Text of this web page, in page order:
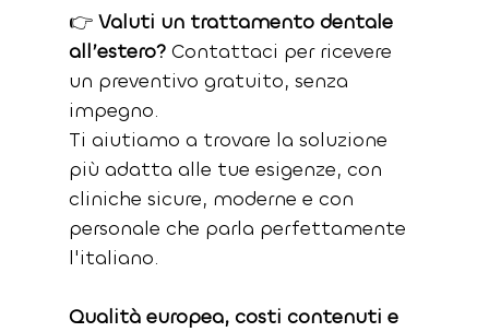
👉 Valuti un trattamento dentale
all’estero? Contattaci per ricevere
un preventivo gratuito, senza
impegno.
Ti aiutiamo a trovare la soluzione
più adatta alle tue esigenze, con
cliniche sicure, moderne e con
personale che parla perfettamente
l'italiano.
Qualità europea, costi contenuti e